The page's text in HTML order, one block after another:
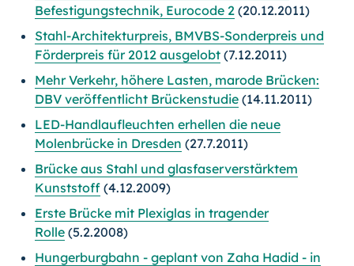
Befestigungstechnik, Eurocode 2 (20.12.2011)
Stahl-Architekturpreis, BMVBS-Sonderpreis und
Förderpreis für 2012 ausgelobt (7.12.2011)
Mehr Verkehr, höhere Lasten, marode Brücken:
DBV veröffentlicht Brückenstudie (14.11.2011)
LED-Handlaufleuchten erhellen die neue
Molenbrücke in Dresden (27.7.2011)
Brücke aus Stahl und glasfaserverstärktem
Kunststoff (4.12.2009)
Erste Brücke mit Plexiglas in tragender
Rolle (5.2.2008)
Hungerburgbahn - geplant von Zaha Hadid - in